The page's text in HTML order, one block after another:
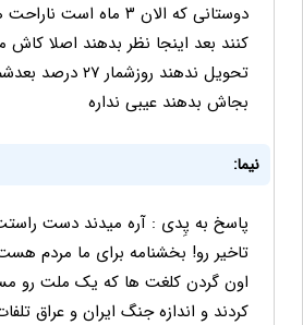
دوستانی که الان ۳ ماه
کنند بعد اینجا نظر بدهند اصلا
تحویل ندهند
بجاش بدهند عیبی نداره
نیما:
تاخیر رو! بخشنامه برای ما مردم
اون گردن کلغت ها که یک ملت رو
کردند و اندازه جنگ ایران و عراق